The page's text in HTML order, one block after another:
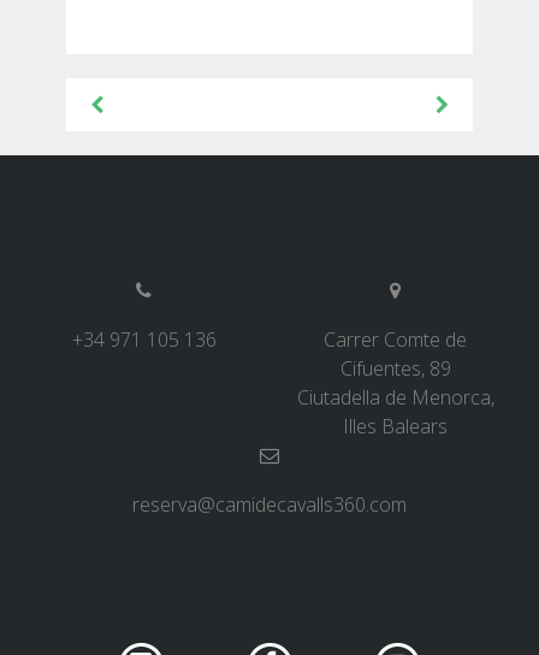
Navegación
de
entradas
+34 971 105 136
Carrer Comte de
Cifuentes, 89
Ciutadella de Menorca,
Illes Balears
reserva@camidecavalls360.com